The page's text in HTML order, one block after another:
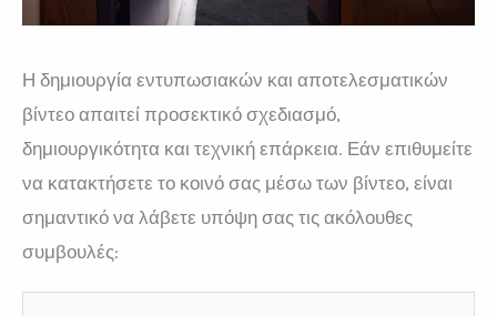
Η δημιουργία εντυπωσιακών και αποτελεσματικών
βίντεο απαιτεί προσεκτικό σχεδιασμό,
δημιουργικότητα και τεχνική επάρκεια. Εάν επιθυμείτε
να κατακτήσετε το κοινό σας μέσω των βίντεο, είναι
σημαντικό να λάβετε υπόψη σας τις ακόλουθες
συμβουλές: